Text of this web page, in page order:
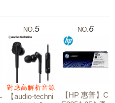
NO.5
對應高解析音源
【audio-techni
NO. 6
【HP 惠普】C